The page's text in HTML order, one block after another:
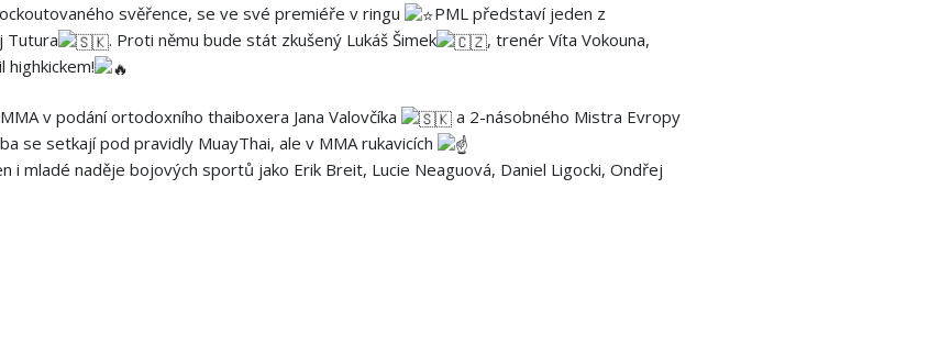
svěřence, se ve své premiéře v ringu
PML představí jeden z
Tutura
. Proti němu bude stát zkušený Lukáš Šimek
, trenér Víta Vokouna,
v podání ortodoxního thaiboxera Jana Valovčíka
a 2-násobného Mistra Evropy
se setkají pod pravidly MuayThai, ale v MMA rukavicích
i mladé naděje bojových sportů jako Erik Breit, Lucie Neaguová, Daniel Ligocki, Ondřej